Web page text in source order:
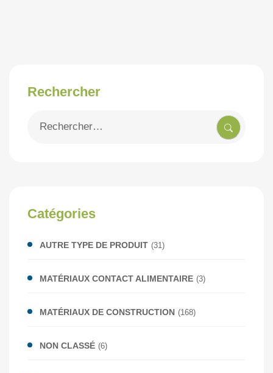
Rechercher
Catégories
AUTRE TYPE DE PRODUIT (31)
MATÉRIAUX CONTACT ALIMENTAIRE (3)
MATÉRIAUX DE CONSTRUCTION (168)
NON CLASSÉ (6)